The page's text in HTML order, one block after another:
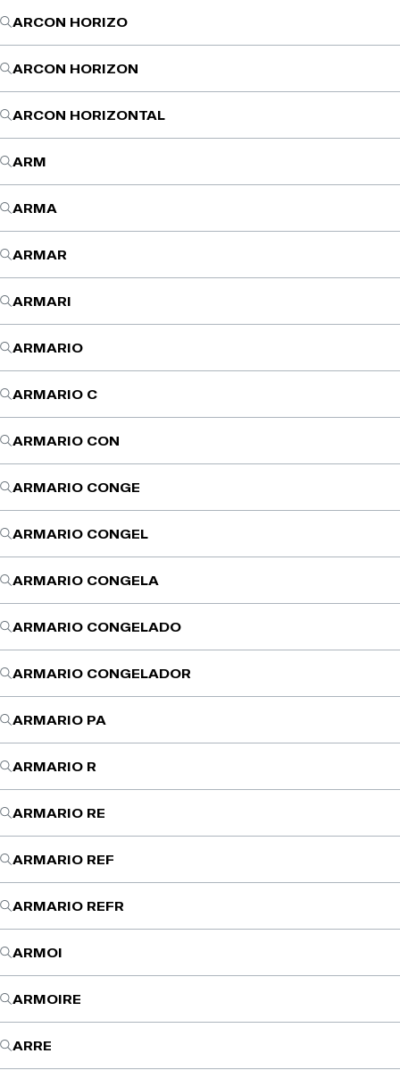
ARCON HORIZO
ARCON HORIZON
ARCON HORIZONTAL
ARM
ARMA
ARMAR
ARMARI
ARMARIO
ARMARIO C
ARMARIO CON
ARMARIO CONGE
ARMARIO CONGEL
ARMARIO CONGELA
ARMARIO CONGELADO
ARMARIO CONGELADOR
ARMARIO PA
ARMARIO R
ARMARIO RE
ARMARIO REF
ARMARIO REFR
ARMOI
ARMOIRE
ARRE